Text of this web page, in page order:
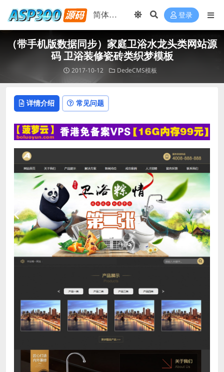
登录
（带手机版数据同步）家庭卫浴水龙头类网站源
码 卫浴装修瓷砖类织梦模板
2017-10-12 DedeCMS模板
详情介绍 常见问题